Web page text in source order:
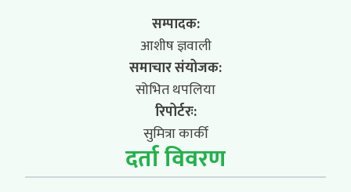
सम्पादक:
आशीष ज्ञवाली
समाचार संयोजक:
सोभित थपलिया
रिपोर्टरः:
सुमित्रा कार्की
दर्ता विवरण